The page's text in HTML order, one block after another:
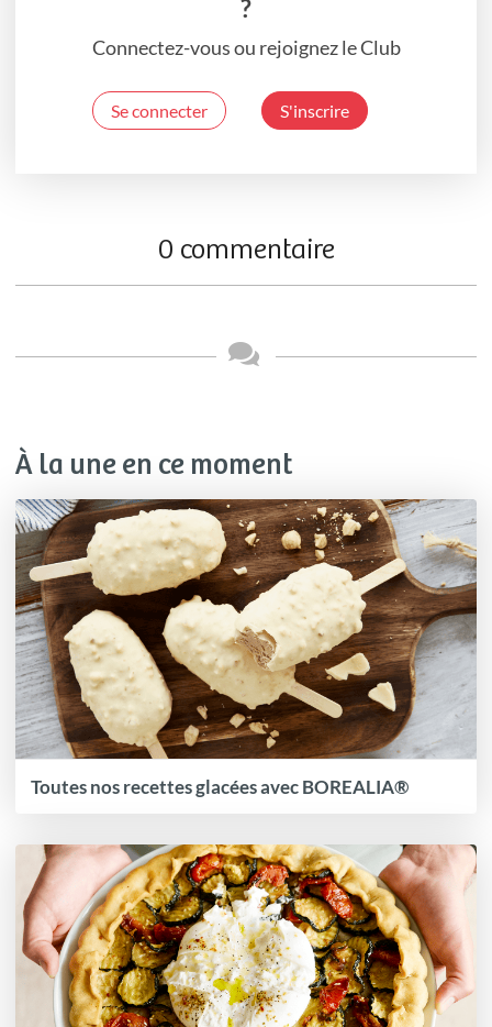
?
Connectez-vous ou rejoignez le Club
Se connecter S'inscrire
0 commentaire
À la une en ce moment
Toutes nos recettes glacées avec BOREALIA®